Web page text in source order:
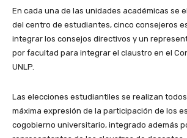
En cada una de las unidades académicas se
del centro de estudiantes, cinco consejeros
integrar los consejos directivos y un
por facultad para integrar el claustro en el
UNLP.
Las elecciones estudiantiles se realizan
máxima expresión de la participación de los
cogobierno universitario, integrado además